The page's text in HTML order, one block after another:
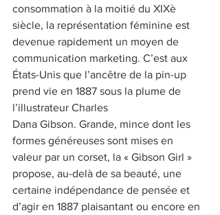
consommation à la moitié du XIXè
siècle, la représentation féminine est
devenue rapidement un moyen de
communication marketing. C’est aux
États-Unis que l’ancêtre de la pin-up
prend vie en 1887 sous la plume de
l’illustrateur Charles
Dana Gibson. Grande, mince dont les
formes généreuses sont mises en
valeur par un corset, la « Gibson Girl »
propose, au-delà de sa beauté, une
certaine indépendance de pensée et
d’agir en 1887 plaisantant ou encore en